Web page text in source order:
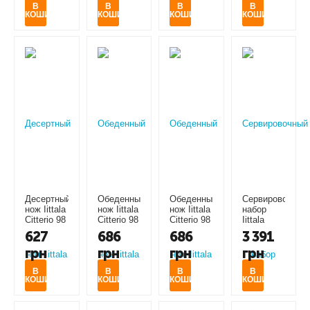
В
КОШИК
В
КОШИК
В
КОШИК
В
КОШИК
Десертный
нож Iittala
Citterio 98
gold
(1026333)
627
грн
В
КОШИК
Обеденный
нож Iittala
Citterio 98
(1009813)
686
грн
В
КОШИК
Обеденный
нож Iittala
Citterio 98
gold
(1026307)
686
грн
В
КОШИК
Сервировочный
набор
Iittala
Citterio 98
(1009817)
3 391
грн
В
КОШИК